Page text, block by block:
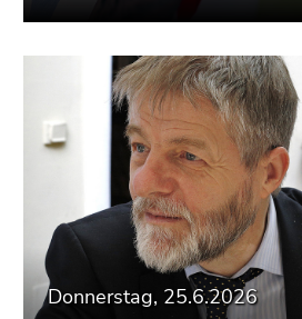
Donnerstag, 25.6.2026